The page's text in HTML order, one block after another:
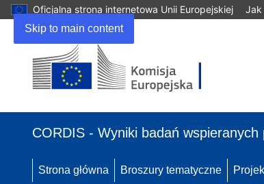
Skip to main content
Oficjalna strona internetowa Unii Europejskiej Jak
się
nowym
oknie)
CORDIS - Wyniki badań wspieranych
Strona główna Broszury tematyczne